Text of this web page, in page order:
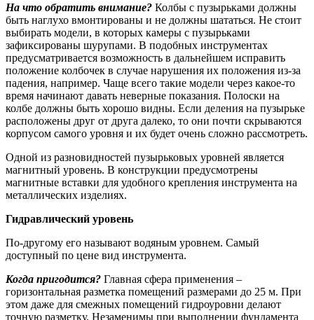
На что обратить внимание? Колбы с пузырьками должны
быть наглухо вмонтированы и не должны шататься. Не стоит
выбирать модели, в которых камеры с пузырьками
зафиксированы шурупами. В подобных инструментах
предусматривается возможность в дальнейшем исправить
положение колбочек в случае нарушения их положения из-за
падения, например. Чаще всего такие модели через какое-то
время начинают давать неверные показания. Полоски на
колбе должны быть хорошо видны. Если деления на пузырьке
расположены друг от друга далеко, то они почти скрываются
корпусом самого уровня и их будет очень сложно рассмотреть.
Одной из разновидностей пузырьковых уровней является
магнитный уровень. В конструкции предусмотрены
магнитные вставки для удобного крепления инструмента на
металлических изделиях.
Гидравлический уровень
По-другому его называют водяным уровнем. Самый
доступный по цене вид инструмента.
Когда пригодится? Главная сфера применения –
горизонтальная разметка помещений размерами до 25 м. При
этом даже для смежных помещений гидроуровни делают
точную разметку. Незаменимы при выполнении фундамента